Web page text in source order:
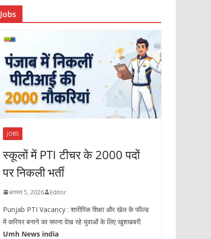
Jobs
JOBS
स्कूलों में PTI टीचर के 2000 पदों
पर निकली भर्ती
अगस्त 5, 2026 Editor
Punjab PTI Vacancy : शारीरिक शिक्षा और खेल के फील्ड
में करियर बनाने का सपना देख रहे युवाओं के लिए खुशखबरी
Umh News india